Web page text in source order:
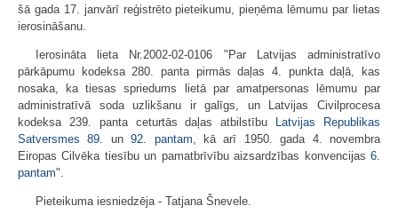
šā gada 17. janvārī reģistrēto pieteikumu, pieņēma lēmumu par lietas
ierosināšanu.
Ierosināta lieta Nr.2002-02-0106 "Par Latvijas administratīvo
pārkāpumu kodeksa 280. panta pirmās daļas 4. punkta daļā, kas
nosaka, ka tiesas spriedums lietā par amatpersonas lēmumu par
administratīvā soda uzlikšanu ir galīgs, un Latvijas Civilprocesa
kodeksa 239. panta ceturtās daļas atbilstību
Latvijas Republikas
Satversmes
89. un92. pantam, kā arī 1950. gada 4. novembra
Eiropas Cilvēka tiesību un pamatbrīvību aizsardzības konvencijas 6.
pantam".
Pieteikuma iesniedzēja - Tatjana Šnevele.